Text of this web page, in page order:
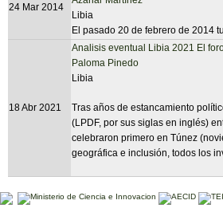
24 Mar 2014
Libia
El pasado 20 de febrero de 2014
18 Abr 2021
Analisis eventual Libia 2021 El
Paloma Pinedo
Libia
Tras años de estancamiento
(LPDF, por sus siglas en inglés)
celebraron primero en Túnez
geográfica e inclusión, todos los